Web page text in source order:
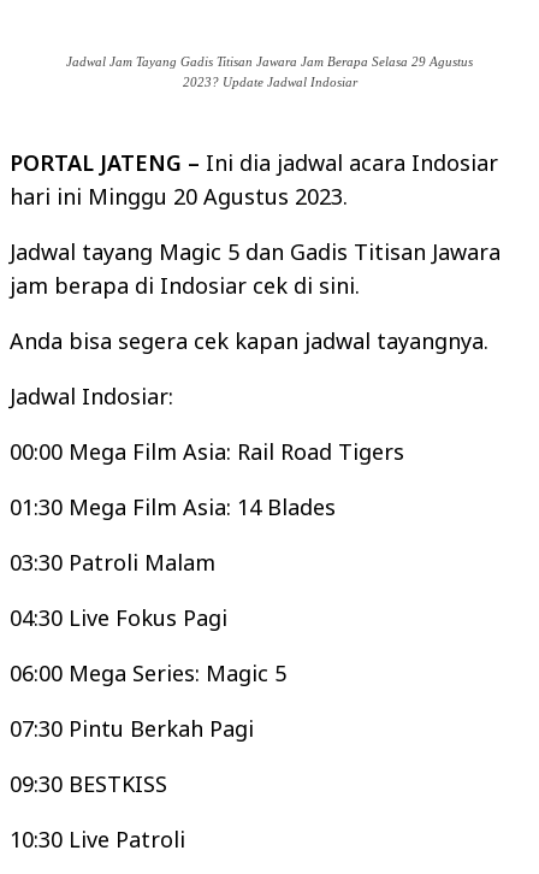
Jadwal Jam Tayang Gadis Titisan Jawara Jam Berapa Selasa 29 Agustus
2023? Update Jadwal Indosiar
PORTAL JATENG – Ini dia jadwal acara Indosiar
hari ini Minggu 20 Agustus 2023.
Jadwal tayang Magic 5 dan Gadis Titisan Jawara
jam berapa di Indosiar cek di sini.
Anda bisa segera cek kapan jadwal tayangnya.
Jadwal Indosiar:
00:00 Mega Film Asia: Rail Road Tigers
01:30 Mega Film Asia: 14 Blades
03:30 Patroli Malam
04:30 Live Fokus Pagi
06:00 Mega Series: Magic 5
07:30 Pintu Berkah Pagi
09:30 BESTKISS
10:30 Live Patroli